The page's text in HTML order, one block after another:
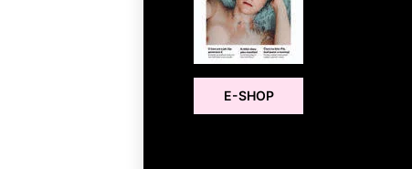
E-SHOP